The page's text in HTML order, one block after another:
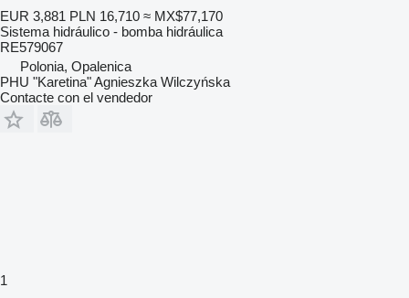
EUR 3,881 PLN 16,710 ≈ MX$77,170
Sistema hidráulico - bomba hidráulica
RE579067
Polonia, Opalenica
PHU "Karetina" Agnieszka Wilczyńska
Contacte con el vendedor
1